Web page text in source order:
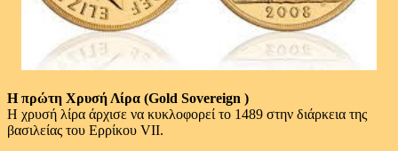
Η πρώτη Χρυσή Λίρα (Gold Sovereign )
Η χρυσή λίρα άρχισε να κυκλοφορεί το 1489 στην διάρκεια της
βασιλείας του Ερρίκου VII.